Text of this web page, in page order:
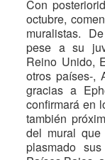
Con
octubre,
muralistas.
pese a su
Reino Unido,
otros países-,
gracias a
confirmará en
también
del mural
plasmado